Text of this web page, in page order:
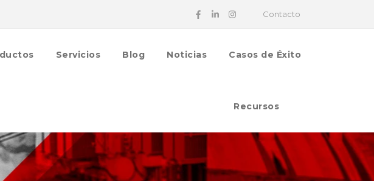
Contacto
Servicios Blog Noticias Casos de Éxito
Recursos